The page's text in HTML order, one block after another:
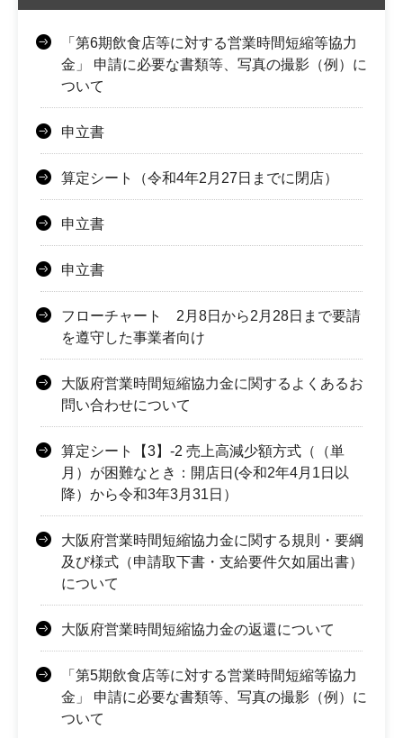
「第6期飲食店等に対する営業時間短縮等協力
金」 申請に必要な書類等、写真の撮影（例）に
ついて
申立書
算定シート（令和4年2月27日までに閉店）
申立書
申立書
フローチャート 2月8日から2月28日まで要請
を遵守した事業者向け
大阪府営業時間短縮協力金に関するよくあるお
問い合わせについて
算定シート【3】-2 売上高減少額方式（（単
月）が困難なとき：開店日(令和2年4月1日以
降）から令和3年3月31日）
大阪府営業時間短縮協力金に関する規則・要綱
及び様式（申請取下書・支給要件欠如届出書）
について
大阪府営業時間短縮協力金の返還について
「第5期飲食店等に対する営業時間短縮等協力
金」 申請に必要な書類等、写真の撮影（例）に
ついて